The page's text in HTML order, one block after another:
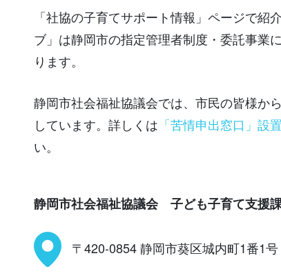
「社協の子育てサポート情報」ページで
ブ」は静岡市の指定管理者制度・委託事業
ります。
静岡市社会福祉協議会では、市民の皆様か
しています。詳しくは 「苦情申出窓口」設
い。
静岡市社会福祉協議会 子ども子育て支援
〒420-0854 静岡市葵区城内町1番1号